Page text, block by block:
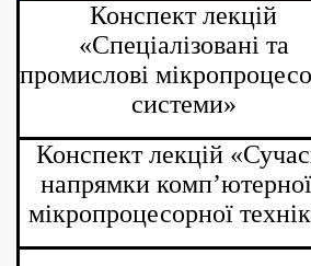
Конспект лекцій
«Спеціалізовані та
промислові
системи»
Конспект лекцій
напрямки комп’ютерної
мікропроцесорної